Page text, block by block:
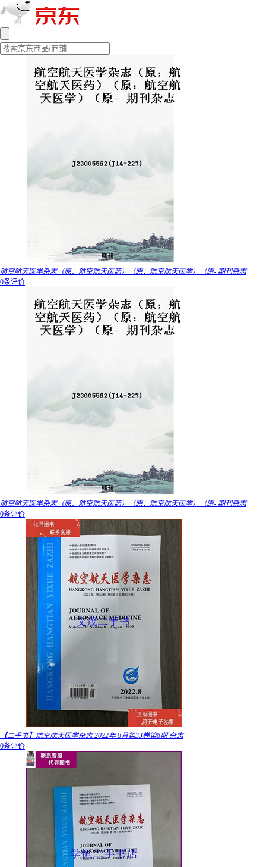
航空航天医学杂志（原：航空航天医药）（原：航空航天医学）（原- 期刊杂志
0条评价
航空航天医学杂志（原：航空航天医药）（原：航空航天医学）（原- 期刊杂志
0条评价
【二手书】航空航天医学杂志 2022年 8月第33卷第8期 杂志
0条评价